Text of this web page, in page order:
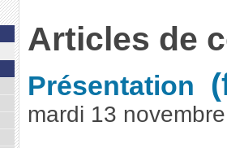
Articles de
Présentation
mardi 13